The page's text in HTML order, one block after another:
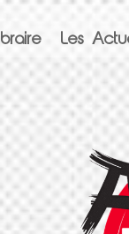
Les